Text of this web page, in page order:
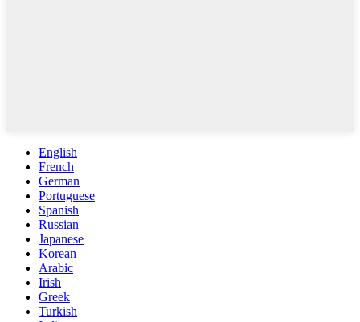
English
French
German
Portuguese
Spanish
Russian
Japanese
Korean
Arabic
Irish
Greek
Turkish